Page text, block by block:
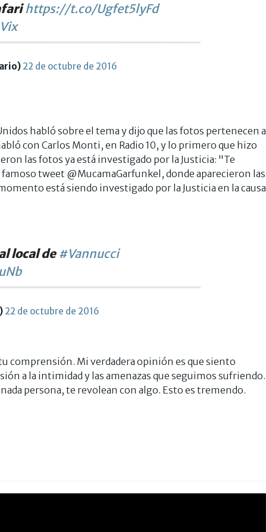
https://t.co/Ugfet5lyFd
22 de octubre de 2016
habló sobre el tema y dijo que las fotos pertenecen a
con Carlos Monti, en Radio 10, y lo primero que hizo
las fotos ya está investigado por la Justicia: "Te
tweet @MucamaGarfunkel, donde aparecieron las
está siendo investigado por la Justicia en la causa
local de#Vannucci
22 de octubre de 2016
comprensión. Mi verdadera opinión es que siento
a la intimidad y las amenazas que seguimos sufriendo.
persona, te revolean con algo. Esto es tremendo.